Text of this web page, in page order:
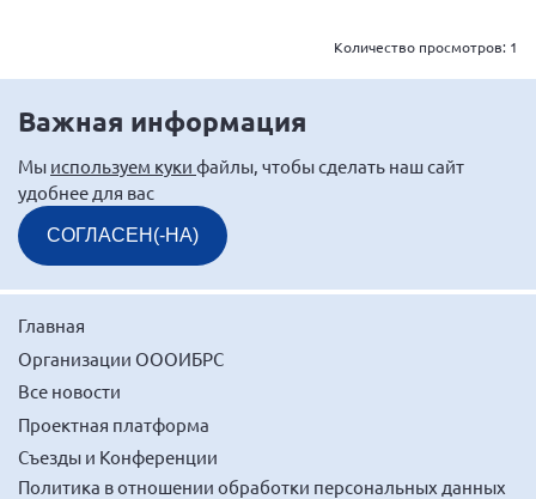
Воронежская область
Ивановская область
Калининградская область
Кемеровская область
Кировская область
Краснодарский край
Красноярский край
Липецкая область
Ленинградская область
г. Москва
Количество просмотров: 1
Важная информация
Мы используем куки файлы, чтобы сделать наш сайт
удобнее для вас
СОГЛАСЕН(-НА)
Главная
Организации ОООИБРС
Все новости
Проектная платформа
Съезды и Конференции
Политика в отношении обработки персональных данных